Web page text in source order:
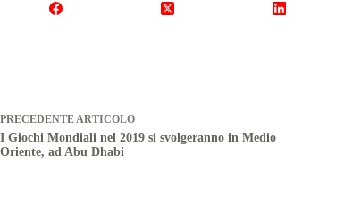
PRECEDENTEARTICOLO
I Giochi Mondiali nel 2019 si svolgeranno in Medio
Oriente, ad Abu Dhabi